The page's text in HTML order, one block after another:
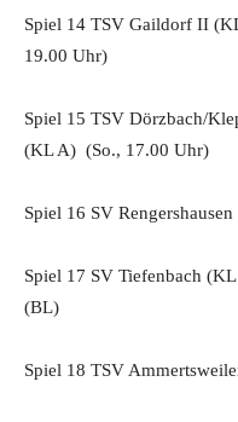
Spiel 14 TSV Gaildorf II
19.00 Uhr)
Spiel 15 TSV Dörzbach/
(KL A) (So., 17.00 Uhr)
Spiel 16 SV
Spiel 17 SV Tiefenbach
(BL)
Spiel 18 TSV